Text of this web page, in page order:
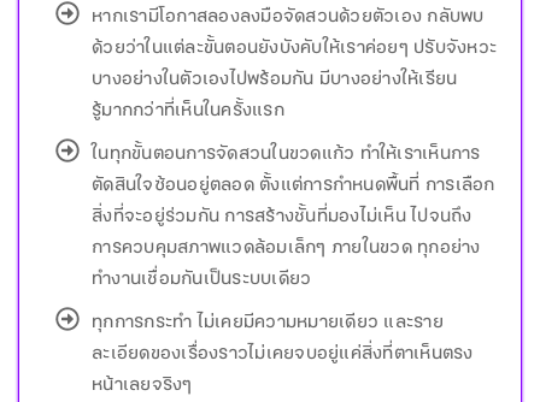
หากเรามีโอกาสลองลงมือจัดสวนด้วยตัวเอง กลับพบ
ด้วยว่าในแต่ละขั้นตอนยังบังคับให้เราค่อยๆ ปรับจังหวะ
บางอย่างในตัวเองไปพร้อมกัน มีบางอย่างให้เรียน
รู้มากกว่าที่เห็นในครั้งแรก
ในทุกขั้นตอนการจัดสวนในขวดแก้ว ทำให้เราเห็นการ
ตัดสินใจซ้อนอยู่ตลอด ตั้งแต่การกำหนดพื้นที่ การเลือก
สิ่งที่จะอยู่ร่วมกัน การสร้างชั้นที่มองไม่เห็น ไปจนถึง
การควบคุมสภาพแวดล้อมเล็กๆ ภายในขวด ทุกอย่าง
ทำงานเชื่อมกันเป็นระบบเดียว
ทุกการกระทำ ไม่เคยมีความหมายเดียว และราย
ละเอียดของเรื่องราวไม่เคยจบอยู่แค่สิ่งที่ตาเห็นตรง
หน้าเลยจริงๆ